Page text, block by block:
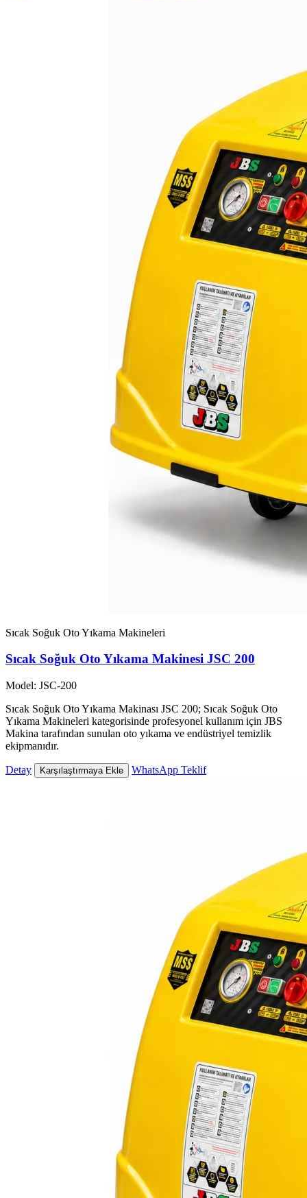
Sıcak Soğuk Oto Yıkama Makineleri
Sıcak Soğuk Oto Yıkama Makinesi JSC 200
Model: JSC-200
Sıcak Soğuk Oto Yıkama Makinası JSC 200; Sıcak Soğuk Oto
Yıkama Makineleri kategorisinde profesyonel kullanım için JBS
Makina tarafından sunulan oto yıkama ve endüstriyel temizlik
ekipmanıdır.
Detay Karşılaştırmaya Ekle WhatsApp Teklif